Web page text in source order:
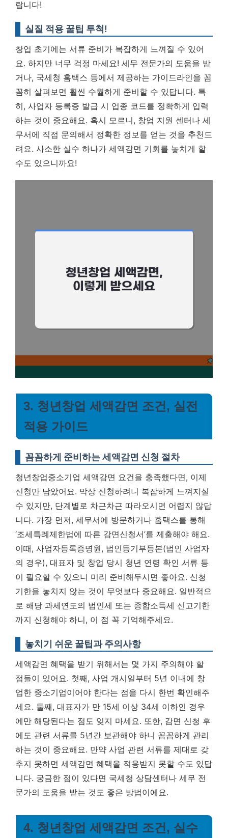
랍니다!
실질 적용 꿀팁 투척!
창업 초기에는 서류 준비가 복잡하게 느껴질 수 있어
요. 하지만 너무 걱정 마세요! 세무 전문가의 도움을 받
거나, 국세청 홈택스 등에서 제공하는 가이드라인을 꼼
꼼히 살펴보면 훨씬 수월하게 준비할 수 있답니다. 특
히, 사업자 등록증 발급 시 업종 코드를 정확하게 입력
하는 것이 중요해요. 혹시 모르니, 창업 지원 센터나 세
무서에 직접 문의해서 정확한 정보를 얻는 것을 추천드
려요. 사소한 실수 하나가 세액감면 기회를 놓치게 할
수도 있으니까요!
3. 청년창업 세액감면 조건, 실전
적용 가이드
꼼꼼하게 준비하는 세액감면 신청 절차
청년창업중소기업 세액감면 요건을 충족했다면, 이제
신청만 남았어요. 막상 신청하려니 복잡하게 느껴지실
수 있지만, 단계별로 차근차근 따라오시면 어렵지 않답
니다. 가장 먼저, 세무서에 방문하거나 홈택스를 통해
‘조세특례제한법에 따른 감면신청서’를 제출해야 해요.
이때, 사업자등록증명원, 법인등기부등본(법인 사업자
의 경우), 대표자 및 창업 당시 청년 연령 확인 서류 등
이 필요할 수 있으니 미리 준비해두시면 좋아요. 신청
기한을 놓치지 않는 것이 무엇보다 중요해요. 일반적으
로 해당 과세연도의 법인세 또는 종합소득세 신고기한
까지 신청해야 하니, 이 점 꼭 기억해주세요.
놓치기 쉬운 꿀팁과 주의사항
세액감면 혜택을 받기 위해서는 몇 가지 주의해야 할
점들이 있어요. 첫째, 사업 개시일부터 5년 이내에 창
업한 중소기업이어야 한다는 점을 다시 한번 확인해주
세요. 둘째, 대표자가 만 15세 이상 34세 이하인 경우
에만 해당된다는 점도 잊지 마세요. 또한, 감면 신청 후
에도 관련 서류를 5년간 보관해야 하니 꼼꼼하게 관리
하는 것이 중요해요. 만약 사업 관련 서류를 제대로 갖
추지 못하면 세액감면 혜택을 적용받지 못할 수도 있답
니다. 궁금한 점이 있다면 국세청 상담센터나 세무 전
문가의 도움을 받는 것도 좋은 방법이에요.
4. 청년창업 세액감면 조건, 실수